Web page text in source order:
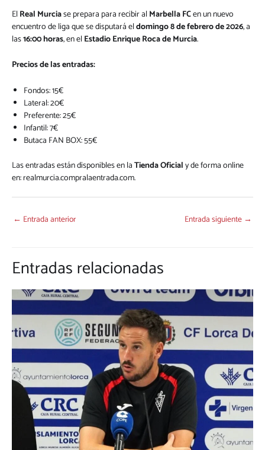
ElReal Murciase prepara para recibir alMarbella FCen un nuevo
encuentro de liga que se disputará eldomingo 8 de febrero de 2026, a
las16:00 horas, en elEstadio Enrique Roca de Murcia.
Precios de las entradas:
Fondos: 15€
Lateral: 20€
Preferente: 25€
Infantil: 7€
Butaca FAN BOX: 55€
Las entradas están disponibles en laTienda Oficialy de forma online
en:realmurcia.compralaentrada.com.
← Entrada anterior Entrada siguiente →
Entradas relacionadas